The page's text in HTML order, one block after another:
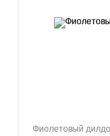
Фиолетовый